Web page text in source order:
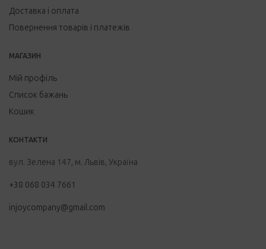
Доставка і оплата
Повернення товарів і платежів
МАГАЗИН
Мій профіль
Список бажань
Кошик
КОНТАКТИ
вул. Зелена 147, м. Львів, Україна
+38 068 034 7661
injoycompany@gmail.com